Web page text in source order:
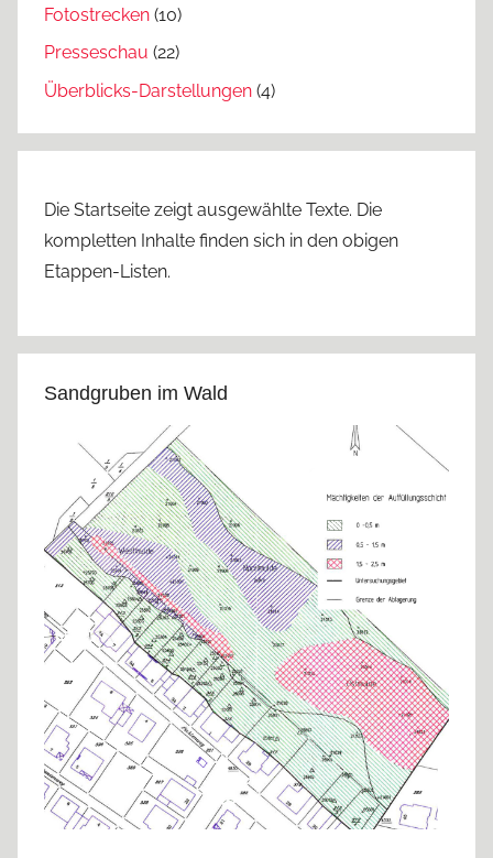
Fotostrecken (10)
Presseschau (22)
Überblicks-Darstellungen (4)
Die Startseite zeigt ausgewählte Texte. Die
kompletten Inhalte finden sich in den obigen
Etappen-Listen.
Sandgruben im Wald